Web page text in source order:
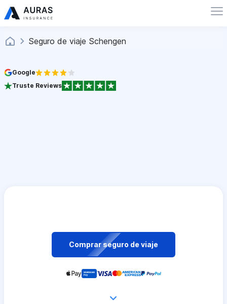
Seguro de viaje Schengen
Google
Truste Reviews
Comprar seguro de viaje